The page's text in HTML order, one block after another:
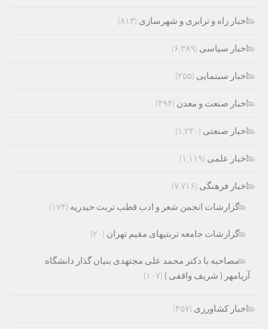
اخبار راه و ترابری و شهرسازی (۸۱۳)
اخبار سیاسی (۶,۳۸۹)
اخبار سینمایی (۲۵۵)
اخبار صنعت و معدن (۴۹۴)
اخبار صنعتی (۱,۲۳۰)
اخبار علمی (۱,۱۱۹)
اخبار فرهنگی (۷,۷۱۶)
گزارشات انجمن شعر و ادب قطب تربت حیدریه (۱۷۴)
گزارشات جامعه تربتیهای مقیم تهران (۲۰)
مصاحبه با دکتر محمد علی مجتهدی بنیان گذار دانشگاه
آریامهر ( شریف واقفی ) (۱۰۷)
اخبار کشاورزی (۴۵۷)